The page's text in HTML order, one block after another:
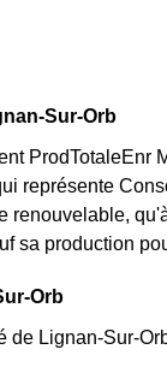
Sur-Orb
ProdTotaleEnr
représente
renouvelable,
sa production
Orb
de Lignan-Sur-